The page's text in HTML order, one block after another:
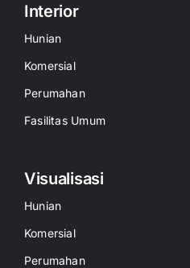
Interior
Hunian
Komersial
Perumahan
Fasilitas Umum
Visualisasi
Hunian
Komersial
Perumahan